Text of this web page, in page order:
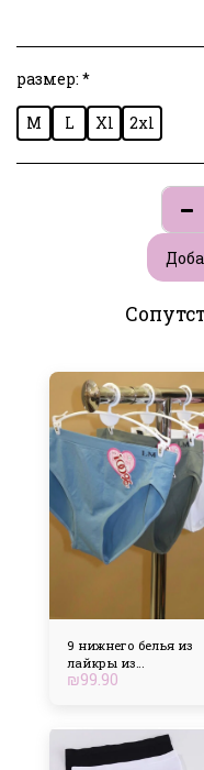
размер: *
M L Xl 2xl
9 нижнего белья из
лайкры из
эластичной ткани и
завышенной
₪99.90